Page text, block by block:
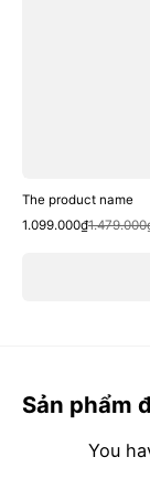
The product name
Sale
1.099.000₫
Regular
Sản phẩm
You